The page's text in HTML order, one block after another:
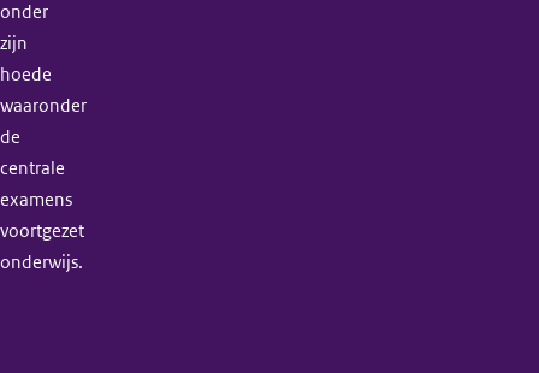
onder
zijn
hoede
waaronder
de
centrale
examens
voortgezet
onderwijs.